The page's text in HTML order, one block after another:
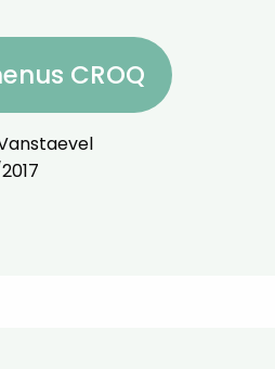
CROQ